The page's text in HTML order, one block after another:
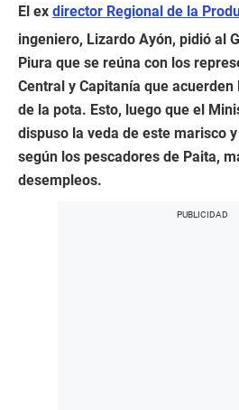
El ex director Regional de la
ingeniero, Lizardo Ayón, pidió al
Piura que se reúna con los
Central y Capitanía que
de la pota. Esto, luego que el
dispuso la veda de este marisco
según los pescadores de Paita,
desempleos.